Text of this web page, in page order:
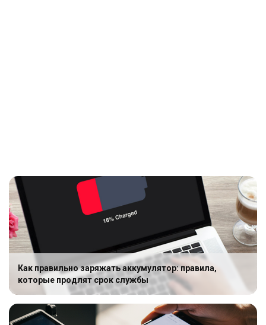
Как правильно заряжать аккумулятор: правила,
которые продлят срок службы